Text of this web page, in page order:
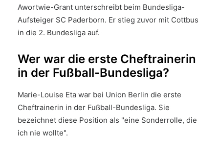
Awortwie-Grant unterschreibt beim Bundesliga-
Aufsteiger SC Paderborn. Er stieg zuvor mit Cottbus
in die 2. Bundesliga auf.
Wer war die erste Cheftrainerin
in der Fußball-Bundesliga?
Marie-Louise Eta war bei Union Berlin die erste
Cheftrainerin in der Fußball-Bundesliga. Sie
bezeichnet diese Position als "eine Sonderrolle, die
ich nie wollte".